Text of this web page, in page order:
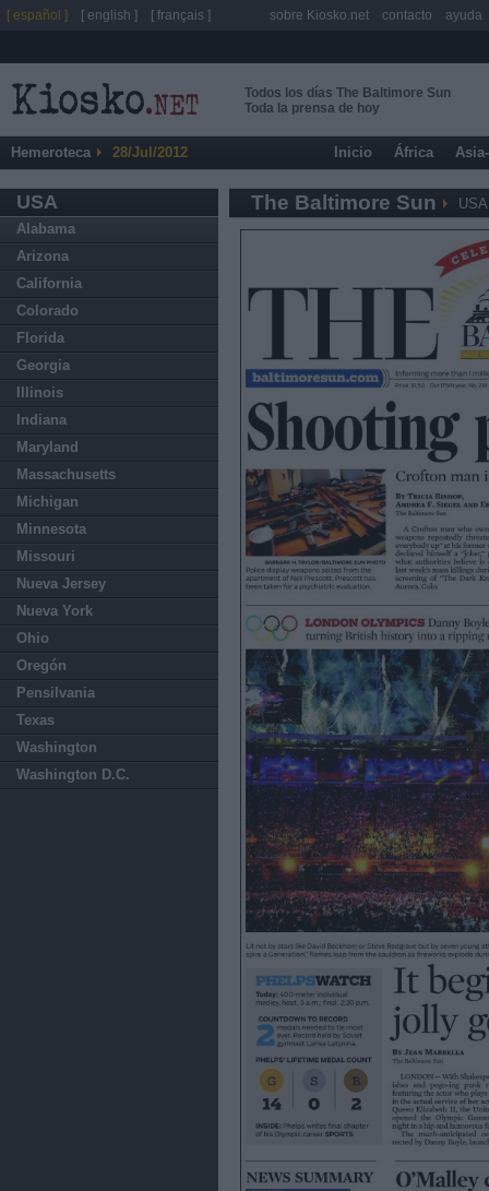
Todos los días The Baltimore Sun
Toda la prensa de hoy
Hemeroteca 28/Jul/2012 Inicio África
USA
Alabama
Arizona
California
Colorado
Florida
Georgia
Illinois
Indiana
Maryland
Massachusetts
Michigan
Minnesota
Missouri
Nueva Jersey
Nueva York
Ohio
Oregón
Pensilvania
Texas
Washington
Washington D.C.
The Baltimore Sun USA
[ español ] [ english ] [ français ] sobre Kiosko.net contacto ayuda